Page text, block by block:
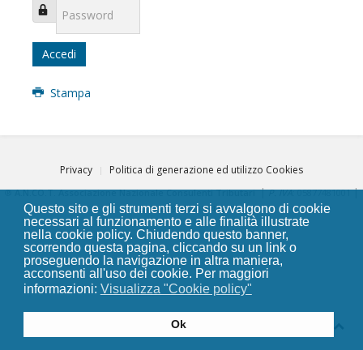
Questo sito e gli strumenti terzi si avvalgono di cookie
necessari al funzionamento e alle finalità illustrate
nella cookie policy. Chiudendo questo banner,
scorrendo questa pagina, cliccando su un link o
proseguendo la navigazione in altra maniera,
acconsenti all'uso dei cookie. Per maggiori
informazioni: Visualizza "Cookie policy"
Ok
Password
Accedi
Stampa
Privacy Politica di generazione ed utilizzo Cookies
®A.N.CO.T. Associazione Nazionale Consulenti Tributari|P. IVA: 05877481001|
C. Fisc.: 93011050429